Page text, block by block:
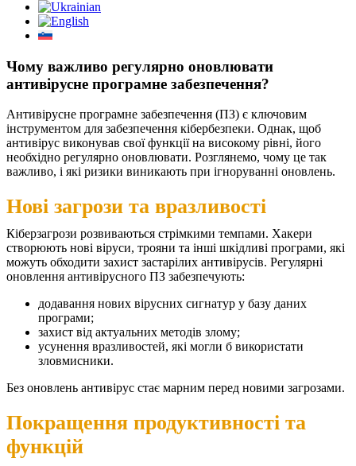
Чому важливо регулярно оновлювати
антивірусне програмне забезпечення?
Антивірусне програмне забезпечення (ПЗ) є ключовим
інструментом для забезпечення кібербезпеки. Однак, щоб
антивірус виконував свої функції на високому рівні, його
необхідно регулярно оновлювати. Розглянемо, чому це так
важливо, і які ризики виникають при ігноруванні оновлень.
Нові загрози та вразливості
Кіберзагрози розвиваються стрімкими темпами. Хакери
створюють нові віруси, трояни та інші шкідливі програми, які
можуть обходити захист застарілих антивірусів. Регулярні
оновлення антивірусного ПЗ забезпечують:
додавання нових вірусних сигнатур у базу даних
програми;
захист від актуальних методів злому;
усунення вразливостей, які могли б використати
зловмисники.
Без оновлень антивірус стає марним перед новими загрозами.
Покращення продуктивності та
функцій